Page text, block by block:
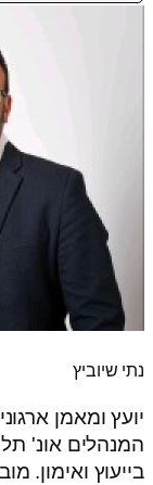
נתי שיוביץ
בייעוץ ואימון.